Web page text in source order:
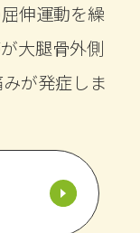
伸運動を繰
大腿骨外側
が発症しま